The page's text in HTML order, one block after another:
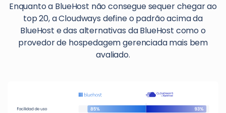
Enquanto a BlueHost não consegue sequer chegar ao
top 20, a Cloudways define o padrão acima da
BlueHost e das alternativas da BlueHost como o
provedor de hospedagem gerenciada mais bem
avaliado.